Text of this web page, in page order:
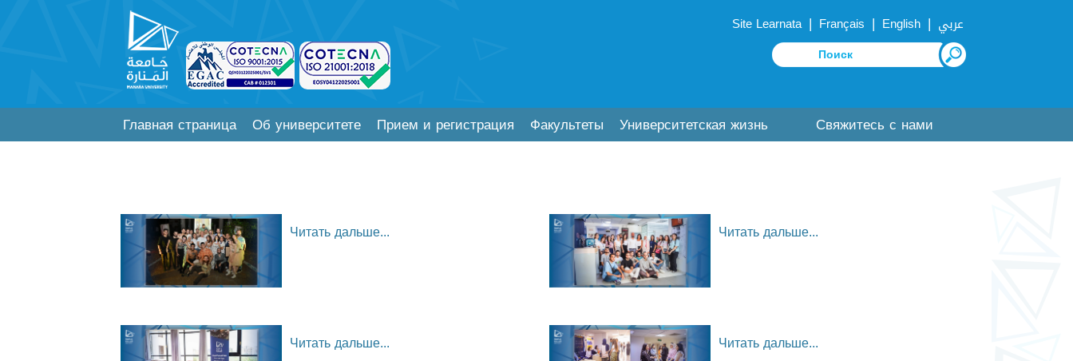
Site Learnata | Français | English | عربي
Главная страница Об университете Прием и регистрация Факультеты Университетская жизнь Свяжитесь с нами
Читать дальше... Читать дальше...
Читать дальше... Читать дальше...